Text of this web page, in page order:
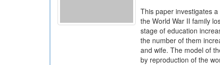
This paper investigates
the World War II family
stage of education
the number of them
and wife. The model of
by reproduction of the